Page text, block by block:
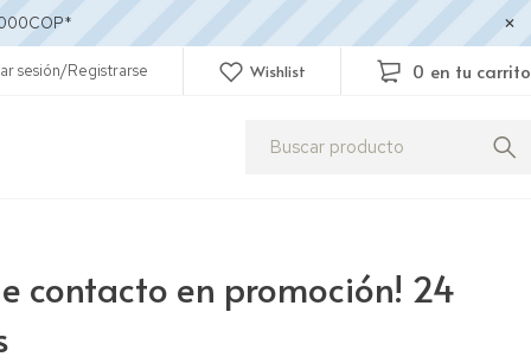
sesión/Registrarse Wishlist 0 en tu carrito
contacto en promoción! 24